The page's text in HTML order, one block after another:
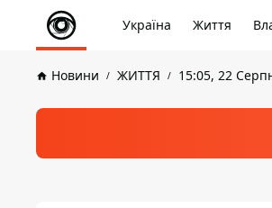
Україна Життя
Новини ЖИТТЯ 15:05, 22